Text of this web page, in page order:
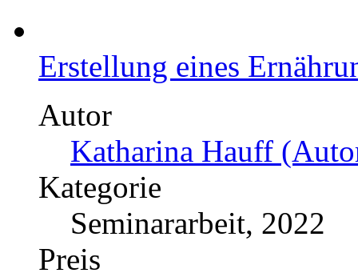
Kategorie
Bachelorarbeit, 2021
Preis
US$ 21,99